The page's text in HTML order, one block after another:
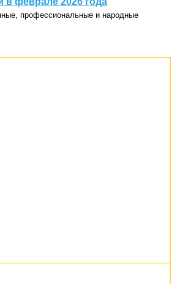
профессиональные и народные